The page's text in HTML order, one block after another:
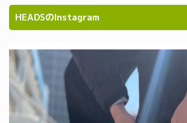
HEADSのInstagram